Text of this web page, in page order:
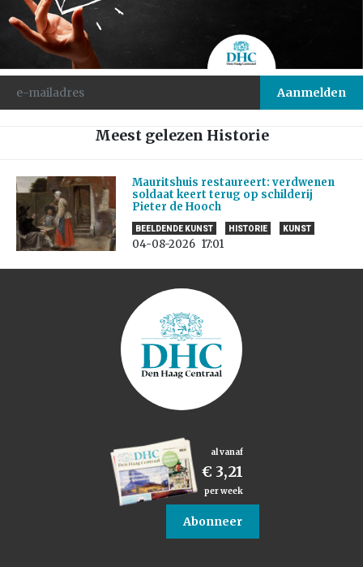
Meest gelezen Historie
Mauritshuis restaureert: verdwenen
soldaat keert terug op schilderij
Pieter de Hooch
BEELDENDE KUNST HISTORIE KUNST
04-08-2026 17:01
al vanaf
€ 3,21
per week
Abonneer